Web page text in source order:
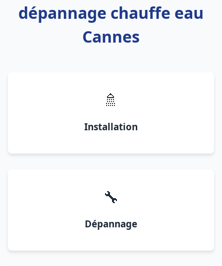
dépannage chauffe eau
Cannes
🚿
Installation
🔧
Dépannage